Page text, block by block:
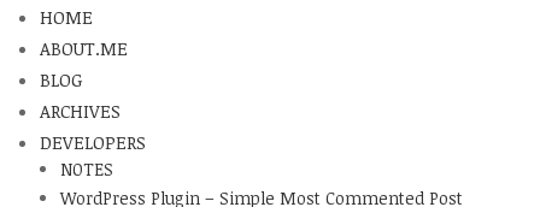
HOME
ABOUT.ME
BLOG
ARCHIVES
DEVELOPERS
NOTES
WordPress Plugin – Simple Most Commented Post